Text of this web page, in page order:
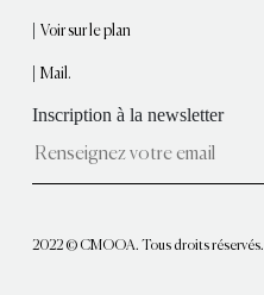
|Voir sur le plan
|Mail.
Inscription à la newsletter
2022 © CMOOA. Tous droits réservés.